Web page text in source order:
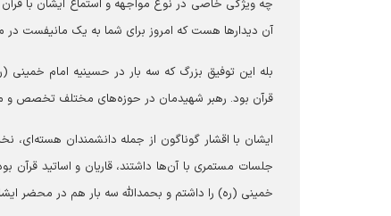
چه ویژگی خاصی در نوع مواجهه و استماع ایشان با
آن دیدارها هست که امروز برای شما به یک مانیفست در
بله این توفیق بزرگ که سه بار در حسینیه امام
قرآن بود. رهبر شهیدمان در حوزه‌های مختلف تخصص و
ایشان با اقشار گوناگون از جمله دانشمندان هسته‌ای،
جلسات مستمری با آن‌ها داشتند، قاریان و اساتید
خمینی (ره) را داشتم و بحمدالله سه بار هم در محضر